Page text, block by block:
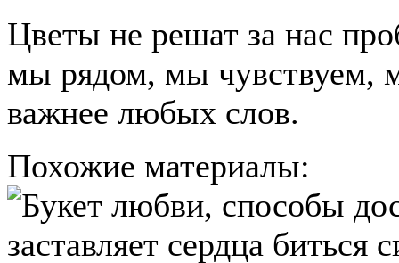
Цветы не решат за нас
мы рядом, мы чувствуем,
важнее любых слов.
Похожие материалы: